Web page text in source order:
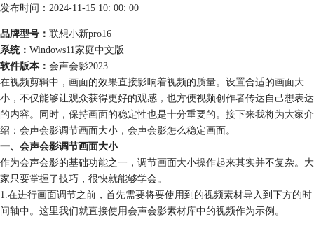
发布时间：2024-11-15 10: 00: 00
品牌型号： 联想小新pro16
系统： Windows11家庭中文版
软件版本： 会声会影2023
在视频剪辑中，画面的效果直接影响着视频的质量。设置合适的画面大
小，不仅能够让观众获得更好的观感，也方便视频创作者传达自己想表达
的内容。同时，保持画面的稳定性也是十分重要的。接下来我将为大家介
绍：会声会影调节画面大小，会声会影怎么稳定画面。
一、会声会影调节画面大小
作为会声会影的基础功能之一，调节画面大小操作起来其实并不复杂。大
家只要掌握了技巧，很快就能够学会。
1.在进行画面调节之前，首先需要将要使用到的视频素材导入到下方的时
间轴中。这里我们就直接使用会声会影素材库中的视频作为示例。